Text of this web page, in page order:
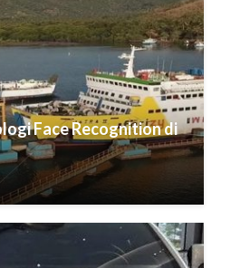
Face Recognition di